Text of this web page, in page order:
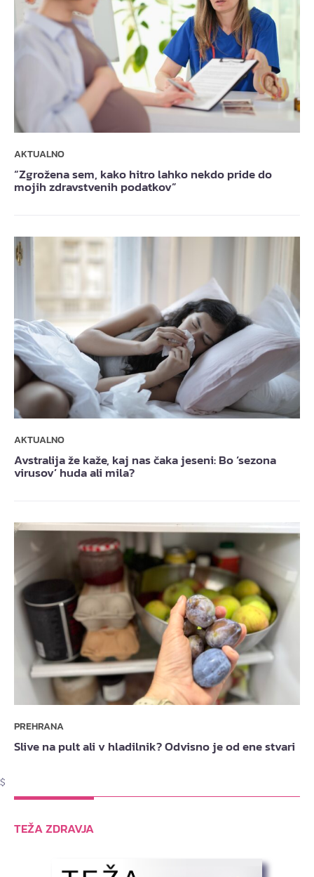
AKTUALNO
“Zgrožena sem, kako hitro lahko nekdo pride do
mojih zdravstvenih podatkov”
AKTUALNO
Avstralija že kaže, kaj nas čaka jeseni: Bo ‘sezona
virusov’ huda ali mila?
PREHRANA
Slive na pult ali v hladilnik? Odvisno je od ene stvari
$
TEŽA ZDRAVJA